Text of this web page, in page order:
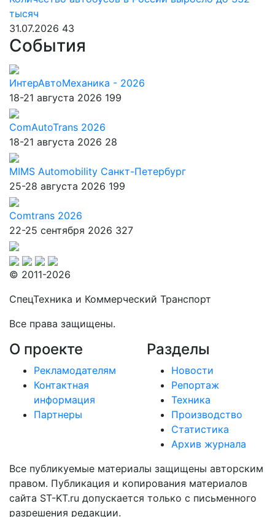
тысяч
31.07.2026 43
События
ИнтерАвтоМеханика - 2026
18-21 августа 2026 199
ComAutoTrans 2026
18-21 августа 2026 28
MIMS Automobility Санкт-Петербург
25-28 августа 2026 199
Comtrans 2026
22-25 сентября 2026 327
© 2011-2026
СпецТехника и Коммерческий Транспорт
Все права защищены.
О проекте
Рекламодателям
Контактная
информация
Партнеры
Разделы
Новости
Репортаж
Техника
Производство
Статистика
Архив журнала
Все публикуемые материалы защищены авторским
правом. Публикация и копирования материалов
сайта ST-KT.ru допускается только с письменного
разрешения редакции.